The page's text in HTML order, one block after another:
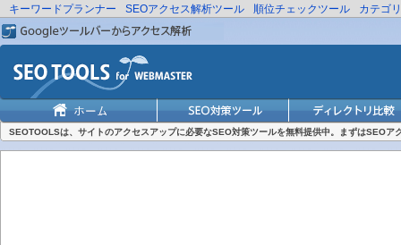
キーワードプランナー SEOアクセス解析ツール 順位チェックツール カテゴ
SEOTOOLSは、サイトのアクセスアップに必要なSEO対策ツールを無料提供中。まずはSEOア